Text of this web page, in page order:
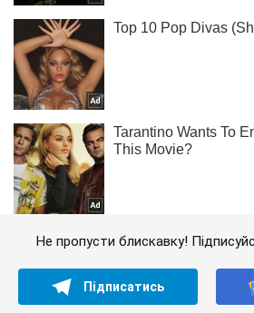
Не пропусти блискавку!
Підписатись